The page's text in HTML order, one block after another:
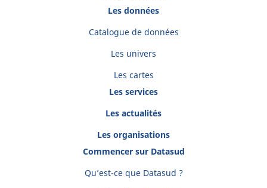
Les données
Catalogue de données
Les univers
Les cartes
Les services
Les actualités
Les organisations
Commencer sur Datasud
Qu’est-ce que Datasud ?